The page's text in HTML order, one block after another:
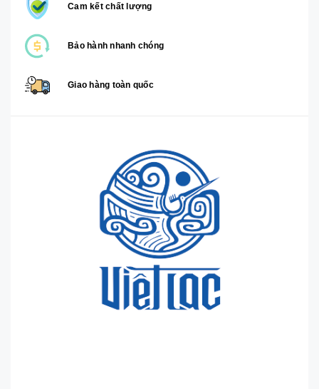
Cam kết chất lượng
Bảo hành nhanh chóng
Giao hàng toàn quốc